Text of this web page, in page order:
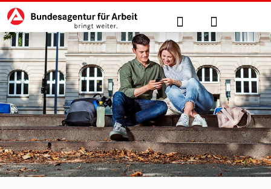
zu den Hauptinhalten springen
Hauptnavigation Suche Anmelden